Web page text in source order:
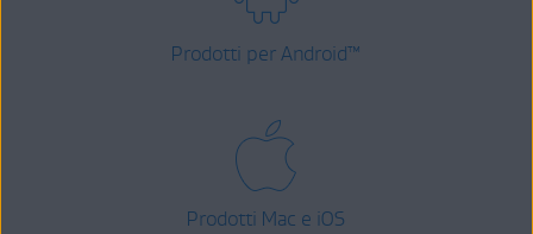
Prodotti per Android™
Prodotti Mac e iOS